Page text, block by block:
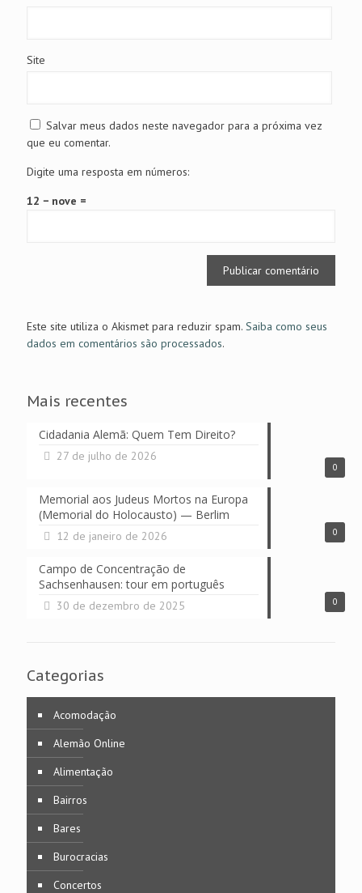
Site
Salvar meus dados neste navegador para a próxima vez
que eu comentar.
Digite uma resposta em números:
12 − nove =
Este site utiliza o Akismet para reduzir spam. Saiba como seus
dados em comentários são processados.
Mais recentes
0
Cidadania Alemã: Quem Tem Direito?
27 de julho de 2026
0
Memorial aos Judeus Mortos na Europa
(Memorial do Holocausto) — Berlim
12 de janeiro de 2026
0
Campo de Concentração de
Sachsenhausen: tour em português
30 de dezembro de 2025
Categorias
Acomodação
Alemão Online
Alimentação
Bairros
Bares
Burocracias
Concertos